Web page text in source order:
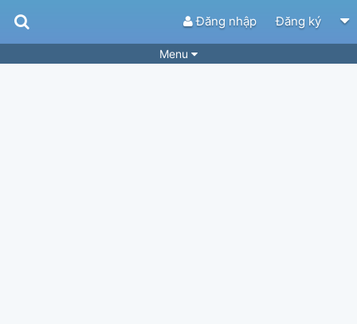
Đăng nhập Đăng ký
Menu